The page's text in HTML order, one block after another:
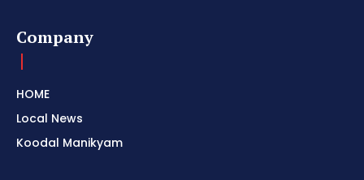
Company
HOME
Local News
Koodal Manikyam